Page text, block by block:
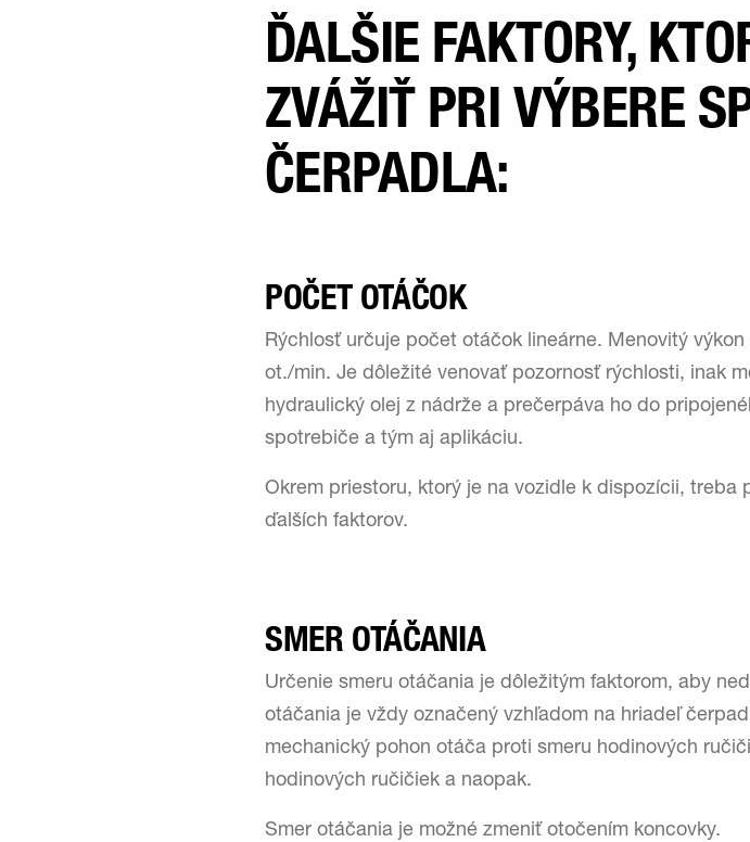
ĎALŠIE FAKTORY,
ZVÁŽIŤ PRI VÝBERE
ČERPADLA:
POČET OTÁČOK
Rýchlosť určuje počet otáčok lineárne. Menovitý
ot./min. Je dôležité venovať pozornosť rýchlosti, inak
hydraulický olej z nádrže a prečerpáva ho do
spotrebiče a tým aj aplikáciu.
Okrem priestoru, ktorý je na vozidle k dispozícii, treba
ďalších faktorov.
SMER OTÁČANIA
Určenie smeru otáčania je dôležitým faktorom, aby
otáčania je vždy označený vzhľadom na hriadeľ
mechanický pohon otáča proti smeru hodinových
hodinových ručičiek a naopak.
Smer otáčania je možné zmeniť otočením koncovky.